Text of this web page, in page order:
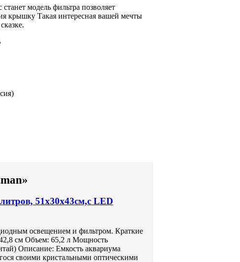
станет модель фильтра позволяет
крышку Такая интересная вашей мечты
сказке.
51х30х43см,с LED
освещением и фильтром. Краткие
см Объем: 65,2 л Мощность
Описание: Емкость аквариума
своими кристальными оптическими